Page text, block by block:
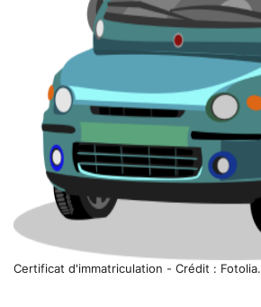
Certificat d'immatriculation - Crédit : Fotolia.